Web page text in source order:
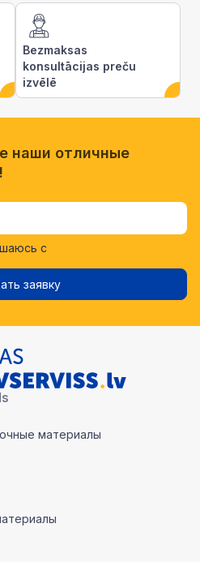
Bezmaksas
konsultācijas preču
izvēlē
наши отличные
с
заявку
материалы